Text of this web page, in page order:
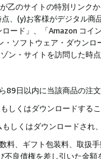
のサイトの特別リンク
、(y)お客様がデジタル
ード」、「Amazon コ
ソフトウェア・ダウンロ
ン・サイトを訪問した時
日以内に当該商品の注
くはダウンロードする
しくはダウンロードされ
料、ギフト包装料、取扱
良債権を差し引いた金額